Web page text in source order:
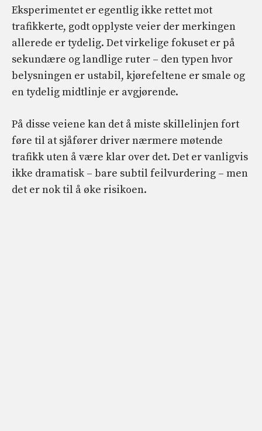
Eksperimentet er egentlig ikke rettet mot
trafikkerte, godt opplyste veier der merkingen
allerede er tydelig. Det virkelige fokuset er på
sekundære og landlige ruter – den typen hvor
belysningen er ustabil, kjørefeltene er smale og
en tydelig midtlinje er avgjørende.
På disse veiene kan det å miste skillelinjen fort
føre til at sjåfører driver nærmere møtende
trafikk uten å være klar over det. Det er vanligvis
ikke dramatisk – bare subtil feilvurdering – men
det er nok til å øke risikoen.